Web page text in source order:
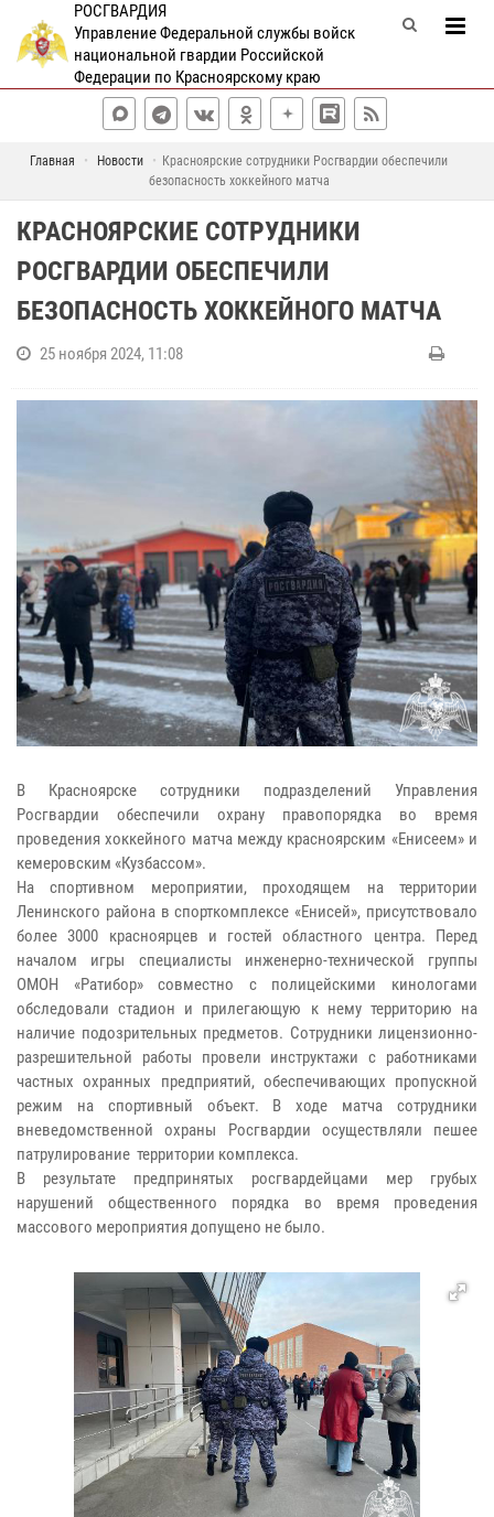
РОСГВАРДИЯ
Управление Федеральной службы войск
национальной гвардии Российской
Федерации по Красноярскому краю
Главная Новости
Красноярские сотрудники Росгвардии обеспечили
безопасность хоккейного матча
КРАСНОЯРСКИЕ СОТРУДНИКИ
РОСГВАРДИИ ОБЕСПЕЧИЛИ
БЕЗОПАСНОСТЬ ХОККЕЙНОГО МАТЧА
25 ноября 2024, 11:08
В Красноярске сотрудники подразделений Управления
Росгвардии обеспечили охрану правопорядка во время
проведения хоккейного матча между красноярским «Енисеем» и
кемеровским «Кузбассом».
На спортивном мероприятии, проходящем на территории
Ленинского района в спорткомплексе «Енисей», присутствовало
более 3000 красноярцев и гостей областного центра. Перед
началом игры специалисты инженерно-технической группы
ОМОН «Ратибор» совместно с полицейскими кинологами
обследовали стадион и прилегающую к нему территорию на
наличие подозрительных предметов. Сотрудники лицензионно-
разрешительной работы провели инструктажи с работниками
частных охранных предприятий, обеспечивающих пропускной
режим на спортивный объект. В ходе матча сотрудники
вневедомственной охраны Росгвардии осуществляли пешее
патрулирование территории комплекса.
В результате предпринятых росгвардейцами мер грубых
нарушений общественного порядка во время проведения
массового мероприятия допущено не было.